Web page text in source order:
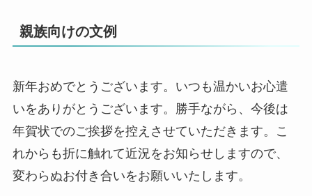
親族向けの文例
新年おめでとうございます。いつも温かいお心遣
いをありがとうございます。勝手ながら、今後は
年賀状でのご挨拶を控えさせていただきます。こ
れからも折に触れて近況をお知らせしますので、
変わらぬお付き合いをお願いいたします。